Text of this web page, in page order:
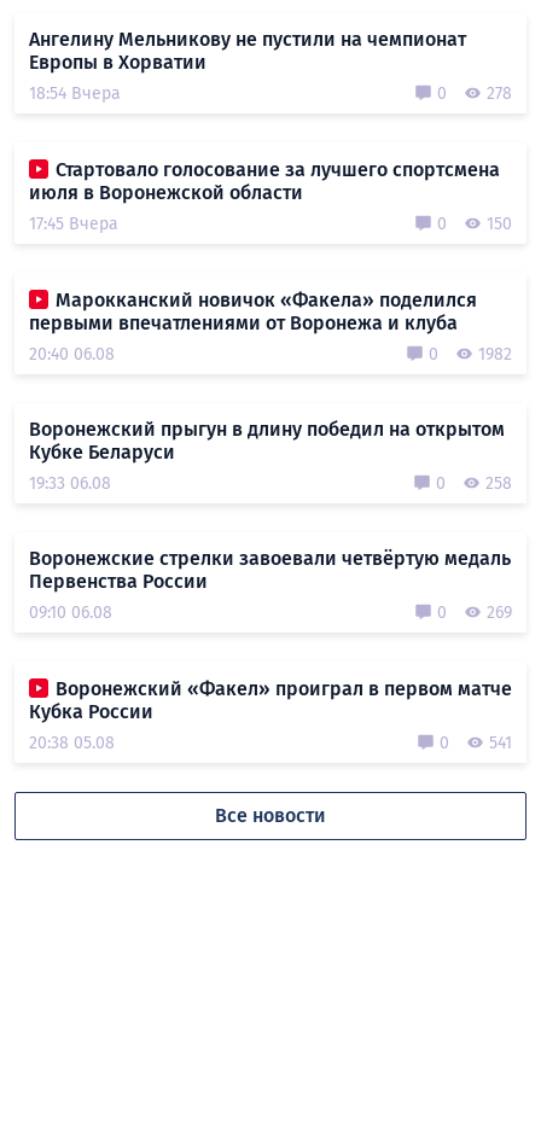
Ангелину Мельникову не пустили на чемпионат
Европы в Хорватии
18:54 Вчера 0 278
Стартовало голосование за лучшего спортсмена
июля в Воронежской области
17:45 Вчера 0 150
Марокканский новичок «Факела» поделился
первыми впечатлениями от Воронежа и клуба
20:40 06.08 0 1982
Воронежский прыгун в длину победил на открытом
Кубке Беларуси
19:33 06.08 0 258
Воронежские стрелки завоевали четвёртую медаль
Первенства России
09:10 06.08 0 269
Воронежский «Факел» проиграл в первом матче
Кубка России
20:38 05.08 0 541
Все новости